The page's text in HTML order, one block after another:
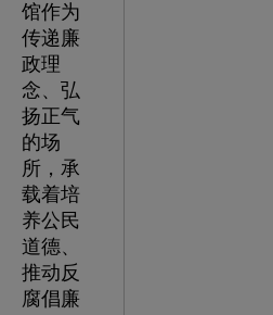
馆作为
传递廉
政理
念、弘
扬正气
的场
所，承
载着培
养公民
道德、
推动反
腐倡廉